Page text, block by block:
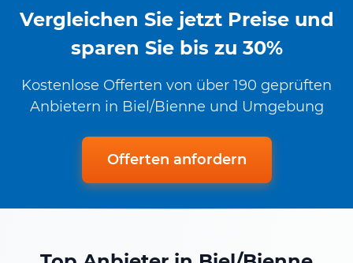
Vergleichen Sie jetzt Preise und
sparen Sie bis zu 30%
Kostenlose Offerten von über 190 geprüften
Anbietern in Biel/Bienne und Umgebung
Offerten anfordern